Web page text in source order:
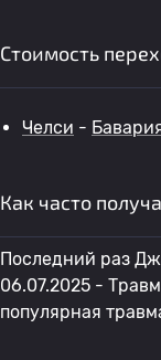
Стоимость
Челси -
Как часто
Последний раз
06.07.2025 -
популярная